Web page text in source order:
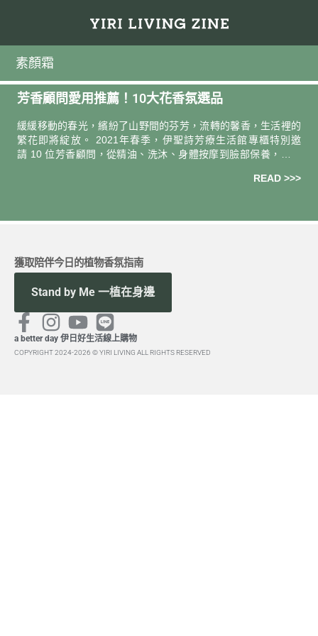
素顏霜
芳香顧問愛用推薦！10大花香氛選品
緩緩移動的春光，繽紛了山野間的芬芳，流轉的馨香，生活裡的
繁花即將綻放。 2021年春季，伊聖詩芳療生活館專櫃特別邀
請 10 位芳香顧問，從精油、洗沐、身體按摩到臉部保養，分別
READ >>>
a better day 伊日好生活線上購物
COPYRIGHT 2024-2026 © YIRI LIVING ALL RIGHTS RESERVED
獲取陪伴今日的植物香氛指南
Stand by Me 一植在身邊